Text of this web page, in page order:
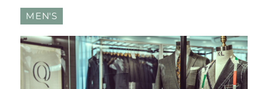
MEN'S